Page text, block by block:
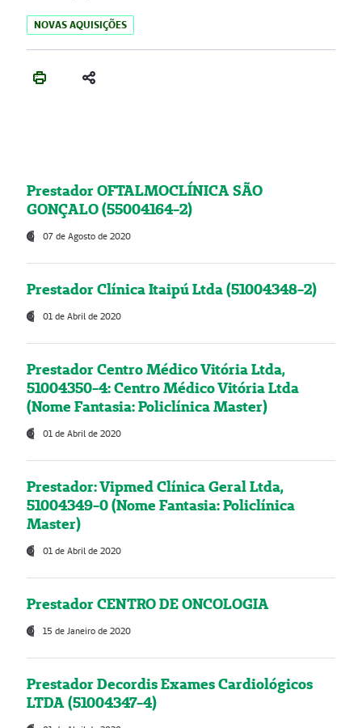
NOVAS AQUISIÇÕES
Prestador OFTALMOCLÍNICA SÃO
GONÇALO (55004164-2)
07 de Agosto de 2020
Prestador Clínica Itaipú Ltda (51004348-2)
01 de Abril de 2020
Prestador Centro Médico Vitória Ltda,
51004350-4: Centro Médico Vitória Ltda
(Nome Fantasia: Policlínica Master)
01 de Abril de 2020
Prestador: Vipmed Clínica Geral Ltda,
51004349-0 (Nome Fantasia: Policlínica
Master)
01 de Abril de 2020
Prestador CENTRO DE ONCOLOGIA
15 de Janeiro de 2020
Prestador Decordis Exames Cardiológicos
LTDA (51004347-4)